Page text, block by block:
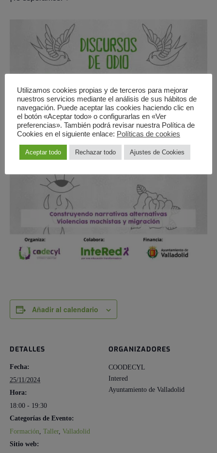
Añadir al calendario
DETALLES
Fecha:
25/11/2024
Hora:
18:00 - 19:30
Categorías de Evento:
Formación, Taller, Valladolid
Sitio web:
ORGANIZADORES
COODECYL
Intered
Ayuntamiento de Valladolid
Utilizamos cookies propias y de terceros para mejorar
nuestros servicios mediante el análisis de sus hábitos de
navegación. Puede aceptar las cookies haciendo clic en
el botón «Aceptar todo» o configurarlas en «Ver
preferencias». También podrá revisar nuestra Política de
Cookies en el siguiente enlace: Políticas de cookies
Aceptar todo Rechazar todo Ajustes de Cookies